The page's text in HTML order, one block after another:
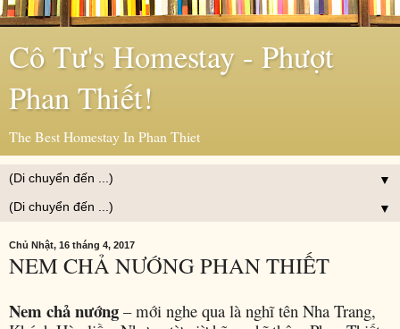
Cô Tư's Homestay - Phượt
Phan Thiết!
The Best Homestay In Phan Thiet
▼
▼
Chủ Nhật, 16 tháng 4, 2017
NEM CHẢ NƯỚNG PHAN THIẾT
Nem chả nướng – mới nghe qua là nghĩ tên Nha Trang,